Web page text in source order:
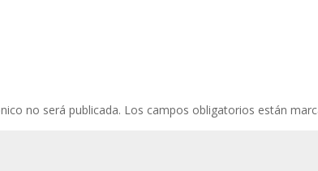
no será publicada. Los campos obligatorios están